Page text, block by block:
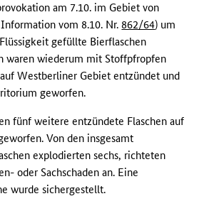
am 7.10. im Gebiet von
vom 8.10. Nr.862/64) um
gefüllte Bierflaschen
waren wiederum mit Stoffpfropfen
Westberliner Gebiet entzündet und
geworfen.
fünf weitere entzündete Flaschen auf
Von den insgesamt
explodierten sechs, richteten
oder Sachschaden an. Eine
wurde sichergestellt.